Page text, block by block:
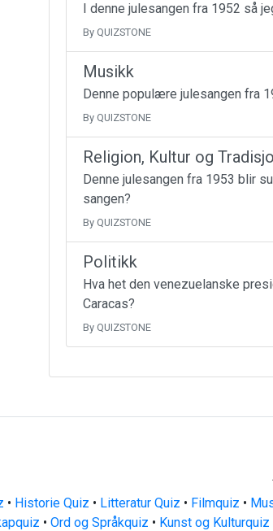
I denne julesangen fra 1952 så
By QUIZSTONE
Musikk
Denne populære julesangen fra
By QUIZSTONE
Religion, Kultur og
Denne julesangen fra 1953 blir
sangen?
By QUIZSTONE
Politikk
Hva het den venezuelanske
Caracas?
By QUIZSTONE
• Historie Quiz • Litteratur Quiz • Filmquiz •
• Ord og Språkquiz • Kunst og Kulturquiz